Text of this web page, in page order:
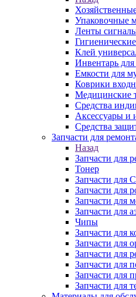
Упаковочные
Ленты
Клей
Инвентарь
Емкости для
Коврики
Медицинские
Средства
Аксессуары и
Средства
Запчасти для
Назад
Запчасти для
Тонер
Запчасти для
Запчасти для
Запчасти для
Запчасти для
Чипы
Запчасти для
Запчасти для
Запчасти для
Запчасти для
Запчасти для
Запчасти для